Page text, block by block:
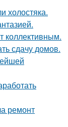
холостяка.
коллективным.
сдачу домов.
ремонт